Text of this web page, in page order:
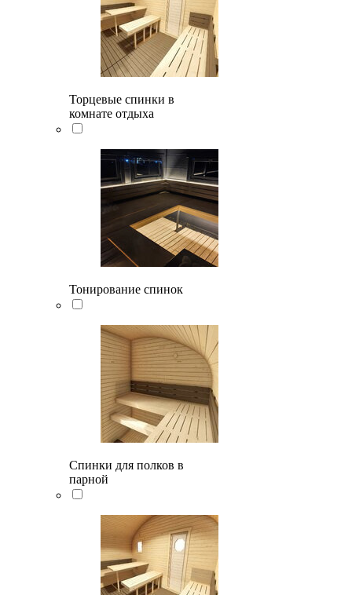
Торцевые спинки в
комнате отдыха
Тонирование спинок
Спинки для полков в
парной